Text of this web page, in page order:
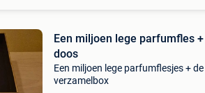
Een miljoen lege parfumfles
doos
Een miljoen lege parfumflesjes +
verzamelbox